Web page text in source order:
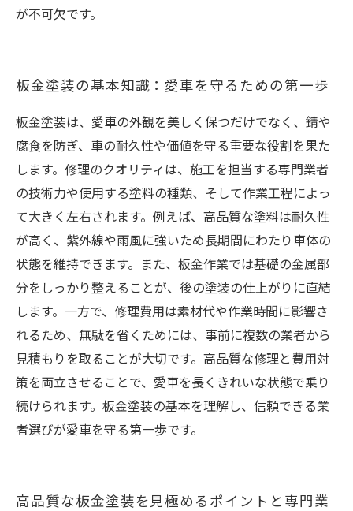
が不可欠です。
板金塗装の基本知識：愛車を守るための第一歩
板金塗装は、愛車の外観を美しく保つだけでなく、錆や
腐食を防ぎ、車の耐久性や価値を守る重要な役割を果た
します。修理のクオリティは、施工を担当する専門業者
の技術力や使用する塗料の種類、そして作業工程によっ
て大きく左右されます。例えば、高品質な塗料は耐久性
が高く、紫外線や雨風に強いため長期間にわたり車体の
状態を維持できます。また、板金作業では基礎の金属部
分をしっかり整えることが、後の塗装の仕上がりに直結
します。一方で、修理費用は素材代や作業時間に影響さ
れるため、無駄を省くためには、事前に複数の業者から
見積もりを取ることが大切です。高品質な修理と費用対
策を両立させることで、愛車を長くきれいな状態で乗り
続けられます。板金塗装の基本を理解し、信頼できる業
者選びが愛車を守る第一歩です。
高品質な板金塗装を見極めるポイントと専門業